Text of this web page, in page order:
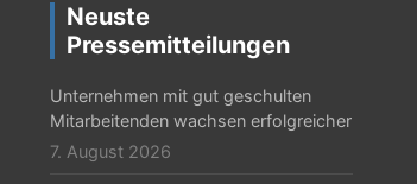
Neuste
Pressemitteilungen
Unternehmen mit gut geschulten
Mitarbeitenden wachsen erfolgreicher
7. August 2026